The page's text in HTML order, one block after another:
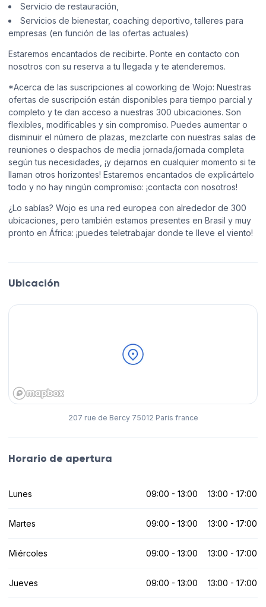
Servicio de restauración,
Servicios de bienestar, coaching deportivo, talleres para
empresas (en función de las ofertas actuales)
Estaremos encantados de recibirte. Ponte en contacto con
nosotros con su reserva a tu llegada y te atenderemos.
*Acerca de las suscripciones al coworking de Wojo: Nuestras
ofertas de suscripción están disponibles para tiempo parcial y
completo y te dan acceso a nuestras 300 ubicaciones. Son
flexibles, modificables y sin compromiso. Puedes aumentar o
disminuir el número de plazas, mezclarte con nuestras salas de
reuniones o despachos de media jornada/jornada completa
según tus necesidades, ¡y dejarnos en cualquier momento si te
llaman otros horizontes! Estaremos encantados de explicártelo
todo y no hay ningún compromiso: ¡contacta con nosotros!
¿Lo sabías? Wojo es una red europea con alrededor de 300
ubicaciones, pero también estamos presentes en Brasil y muy
pronto en África: ¡puedes teletrabajar donde te lleve el viento!
Ubicación
207 rue de Bercy 75012 Paris france
Horario de apertura
Lunes 09:00 - 13:00 13:00 - 17:00
Martes 09:00 - 13:00 13:00 - 17:00
Miércoles 09:00 - 13:00 13:00 - 17:00
Jueves 09:00 - 13:00 13:00 - 17:00